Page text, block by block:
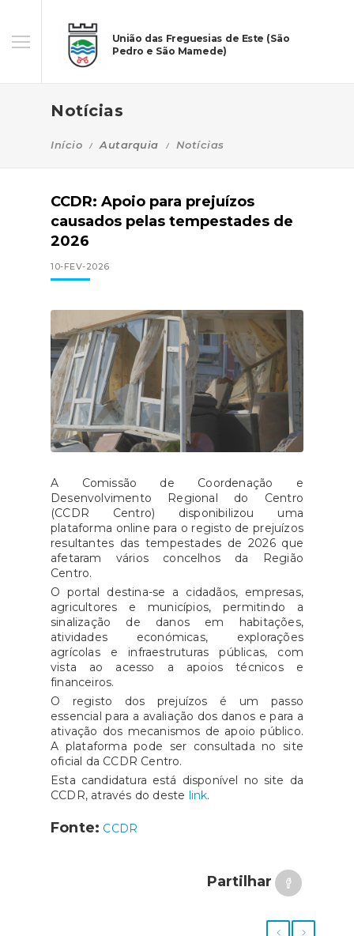
União das Freguesias de Este (São
Pedro e São Mamede)
Notícias
Início Autarquia Notícias
CCDR: Apoio para prejuízos
causados pelas tempestades de
2026
10-FEV-2026
A Comissão de Coordenação e
Desenvolvimento Regional do Centro
(CCDR Centro) disponibilizou uma
plataforma online para o registo de prejuízos
resultantes das tempestades de 2026 que
afetaram vários concelhos da Região
Centro.
O portal destina-se a cidadãos, empresas,
agricultores e municípios, permitindo a
sinalização de danos em habitações,
atividades económicas, explorações
agrícolas e infraestruturas públicas, com
vista ao acesso a apoios técnicos e
financeiros.
O registo dos prejuízos é um passo
essencial para a avaliação dos danos e para a
ativação dos mecanismos de apoio público.
A plataforma pode ser consultada no site
oficial da CCDR Centro.
Esta candidatura está disponível no site da
CCDR, através do deste link.
Fonte: CCDR
Partilhar